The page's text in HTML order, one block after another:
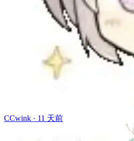
CCwink · 11 天前